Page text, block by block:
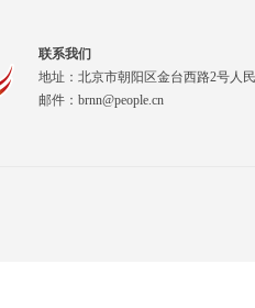
联系我们
地址：北京市朝阳区金台西路2号人
邮件：brnn@people.cn